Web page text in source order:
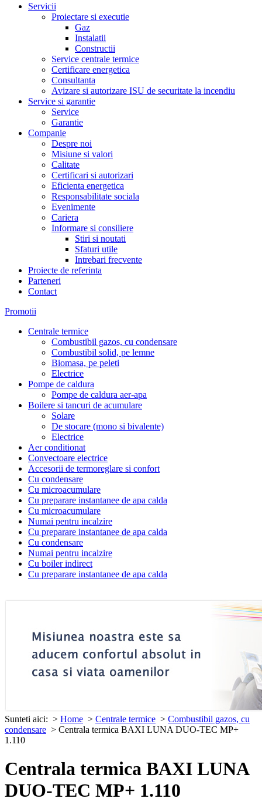
Servicii
Proiectare si executie
Gaz
Instalatii
Constructii
Service centrale termice
Certificare energetica
Consultanta
Avizare si autorizare ISU de securitate la incendiu
Service si garantie
Service
Garantie
Companie
Despre noi
Misiune si valori
Calitate
Certificari si autorizari
Eficienta energetica
Responsabilitate sociala
Evenimente
Cariera
Informare si consiliere
Stiri si noutati
Sfaturi utile
Intrebari frecvente
Proiecte de referinta
Parteneri
Contact
Promotii
Centrale termice
Combustibil gazos, cu condensare
Combustibil solid, pe lemne
Biomasa, pe peleti
Electrice
Pompe de caldura
Pompe de caldura aer-apa
Boilere si tancuri de acumulare
Solare
De stocare (mono si bivalente)
Electrice
Aer conditionat
Convectoare electrice
Accesorii de termoreglare si confort
Cu condensare
Cu microacumulare
Cu preparare instantanee de apa calda
Cu microacumulare
Numai pentru incalzire
Cu preparare instantanee de apa calda
Cu condensare
Numai pentru incalzire
Cu boiler indirect
Cu preparare instantanee de apa calda
Sunteti aici: > Home > Centrale termice > Combustibil gazos, cu
condensare > Centrala termica BAXI LUNA DUO-TEC MP+
1.110
Centrala termica BAXI LUNA
DUO-TEC MP+ 1.110